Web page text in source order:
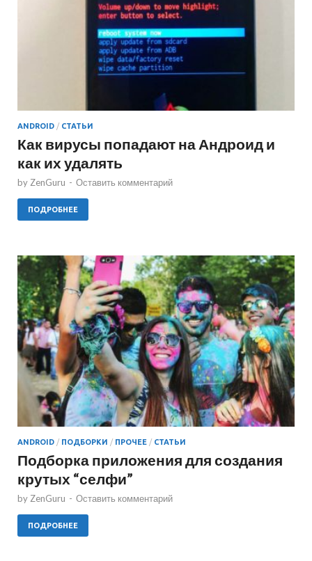
ANDROID / СТАТЬИ
Как вирусы попадают на Андроид и
как их удалять
by ZenGuru - Оставить комментарий
ПОДРОБНЕЕ
ANDROID / ПОДБОРКИ / ПРОЧЕЕ / СТАТЬИ
Подборка приложения для создания
крутых “селфи”
by ZenGuru - Оставить комментарий
ПОДРОБНЕЕ